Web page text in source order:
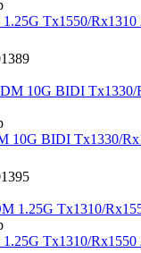
Tx1550/Rx1310
10G BIDI Tx1330/
Tx1310/